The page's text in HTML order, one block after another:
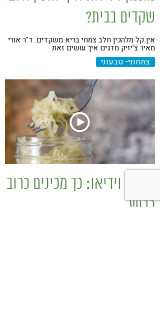
שקדים בבית?
אין קל מלהכין חלב צמחי בריא משקדים. ד"ר אורי
מאיר צ'יזיק מדגים איך עושים זאת
צמחוני- טבעוני
מתכון וידיאו: כך מכינים כרוב
כבוש